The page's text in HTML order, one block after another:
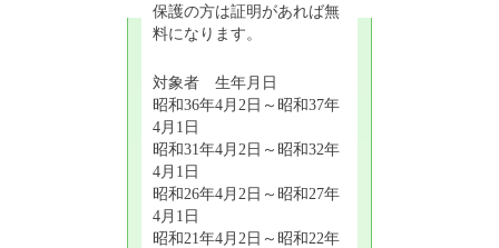
保護の方は証明があれば無
料になります。
対象者 生年月日
昭和36年4月2日～昭和37年
4月1日
昭和31年4月2日～昭和32年
4月1日
昭和26年4月2日～昭和27年
4月1日
昭和21年4月2日～昭和22年